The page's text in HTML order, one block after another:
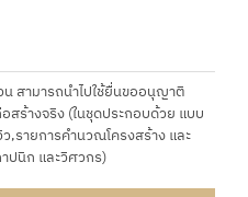
สามารถนำไปใช้ยื่นขออนุญาติ
สร้างจริง (ในชุดประกอบด้วย แบบ
,รายการคำนวณโครงสร้าง และ
ปนิก และวิศวกร)